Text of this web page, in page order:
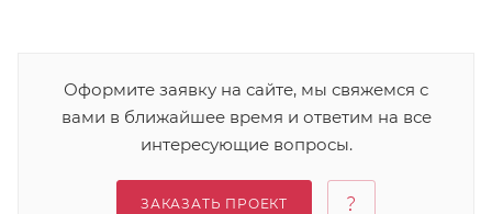
Оформите заявку на сайте, мы свяжемся с
вами в ближайшее время и ответим на все
интересующие вопросы.
ЗАКАЗАТЬ ПРОЕКТ